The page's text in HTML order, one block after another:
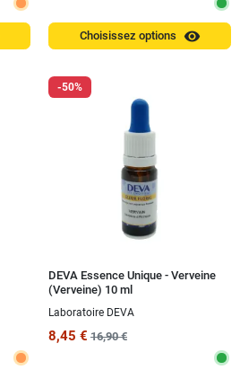
Choisissez options visibility
-50%
DEVA Essence Unique - Verveine
(Verveine) 10 ml
Laboratoire DEVA
8,45 € 16,90 €